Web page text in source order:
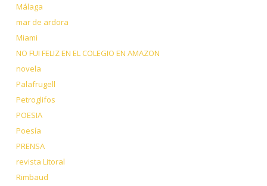
Málaga
mar de ardora
Miami
NO FUI FELIZ EN EL COLEGIO EN AMAZON
novela
Palafrugell
Petroglifos
POESIA
Poesía
PRENSA
revista Litoral
Rimbaud